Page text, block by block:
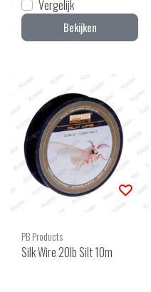
Vergelijk
Bekijken
PB Products
Silk Wire 20lb Silt 10m